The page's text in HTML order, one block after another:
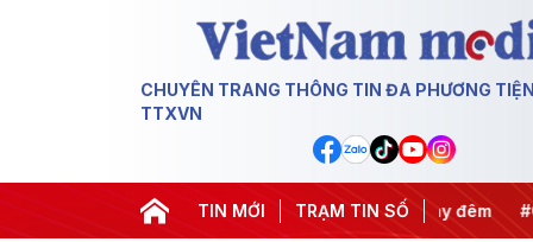
CHUYÊN TRANG THÔNG TIN ĐA PHƯƠNG
TTXVN
TIN MỚI TRẠM TIN SỐ
thành hành động #Chiến dịch 500 ngày đêm #Chống